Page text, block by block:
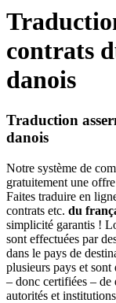
contrats
danois
Traduction
danois
Notre système de
gratuitement une
Faites traduire en
contrats etc. du
simplicité garantis !
sont effectuées par
dans le pays de
plusieurs pays et
– donc certifiées – de
autorités et